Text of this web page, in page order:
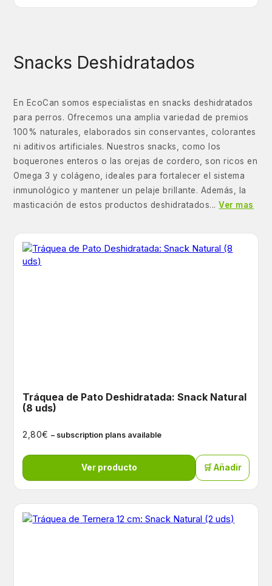
Snacks Deshidratados
En EcoCan somos especialistas en snacks deshidratados
para perros. Ofrecemos una amplia variedad de premios
100% naturales, elaborados sin conservantes, colorantes
ni aditivos artificiales. Nuestros snacks, como los
boquerones enteros o las orejas de cordero, son ricos en
Omega 3 y colágeno, ideales para fortalecer el sistema
inmunológico y mantener un pelaje brillante. Además, la
masticación de estos productos deshidratados...Ver mas
Tráquea de Pato Deshidratada: Snack Natural
(8 uds)
2,80€ – subscription plans available
Ver producto 🛒 Añadir